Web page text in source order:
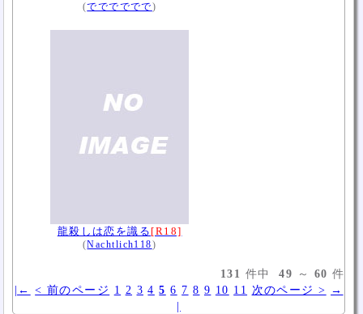
(でででででで)
龍殺しは恋を識る [R18]
(Nachtlich118)
131 件中49 ～ 60 件
|← < 前のページ 1 2 3 4 5 6 7 8 9 10 11 次のページ > →
|